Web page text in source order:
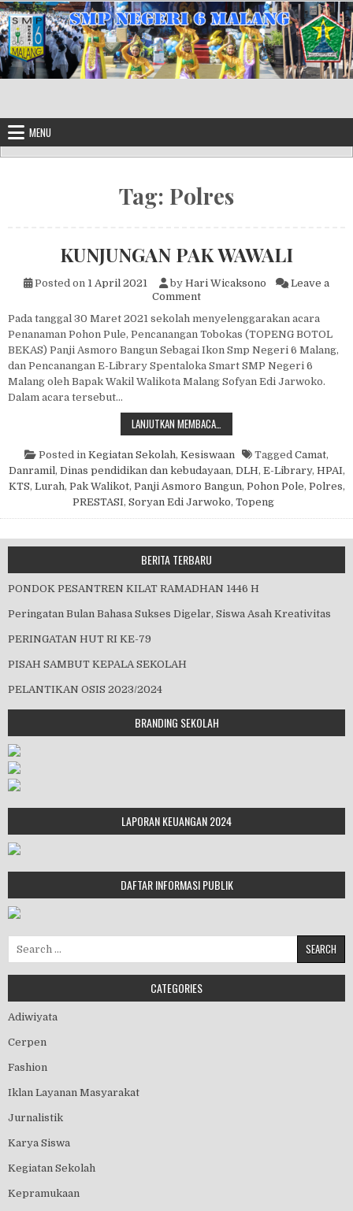
Skip to content
MENU
Tag: Polres
KUNJUNGAN PAK WAWALI
Posted on 1 April 2021 by Hari Wicaksono
Leave a
Commenton KUNJUNGAN PAK
Pada tanggal 30 Maret 2021 sekolah menyelenggarakan acara
Penanaman Pohon Pule, Pencanangan Tobokas (TOPENG BOTOL
BEKAS) Panji Asmoro Bangun Sebagai Ikon Smp Negeri 6 Malang,
dan Pencanangan E-Library Spentaloka Smart SMP Negeri 6
Malang oleh Bapak Wakil Walikota Malang Sofyan Edi Jarwoko.
Dalam acara tersebut…
LANJUTKAN MEMBACA…
Posted in Kegiatan Sekolah, Kesiswaan Tagged Camat,
Danramil , Dinas pendidikan dan kebudayaan, DLH, E-Library, HPAI,
KTS, Lurah, Pak Walikot, Panji Asmoro Bangun, Pohon Pole, Polres,
PRESTASI, Soryan Edi Jarwoko, Topeng
BERITA TERBARU
PONDOK PESANTREN KILAT RAMADHAN 1446 H
Peringatan Bulan Bahasa Sukses Digelar, Siswa Asah Kreativitas
PERINGATAN HUT RI KE-79
PISAH SAMBUT KEPALA SEKOLAH
PELANTIKAN OSIS 2023/2024
BRANDING SEKOLAH
LAPORAN KEUANGAN 2024
DAFTAR INFORMASI PUBLIK
CATEGORIES
Adiwiyata
Cerpen
Fashion
Iklan Layanan Masyarakat
Jurnalistik
Karya Siswa
Kegiatan Sekolah
Kepramukaan